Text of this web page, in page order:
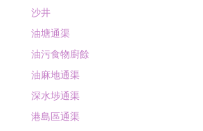
沙井
油塘通渠
油污食物廚餘
油麻地通渠
深水埗通渠
港島區通渠